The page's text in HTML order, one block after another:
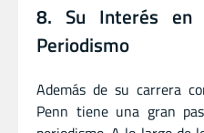
8. Su Interés
Periodismo
Además de su carrera
Penn tiene una gran